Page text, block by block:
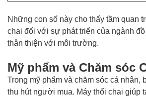
Những con số này cho thấy tầm quan
chai đối với sự phát triển của ngành
thân thiện với môi trường.
Mỹ phẩm và Chăm sóc
Trong mỹ phẩm và chăm sóc cá nhân,
thu hút người mua. Máy thổi chai giúp